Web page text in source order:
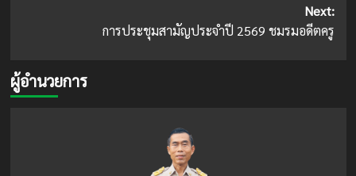
Next:
การประชุมสามัญประจำปี 2569 ชมรมอดีตครู
ผู้อำนวยการ